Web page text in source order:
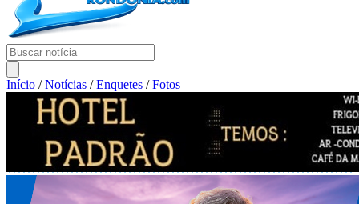
Início / Notícias / Enquetes / Fotos